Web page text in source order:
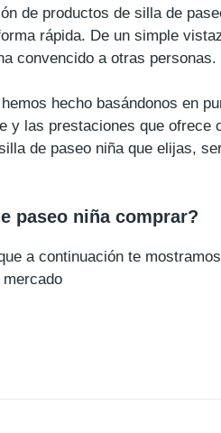
de productos de silla de
rápida. De un simple
convencido a otras personas.
hecho basándonos en
y las prestaciones que ofrece
de paseo niña que elijas,
paseo niña comprar?
a continuación te mostramos